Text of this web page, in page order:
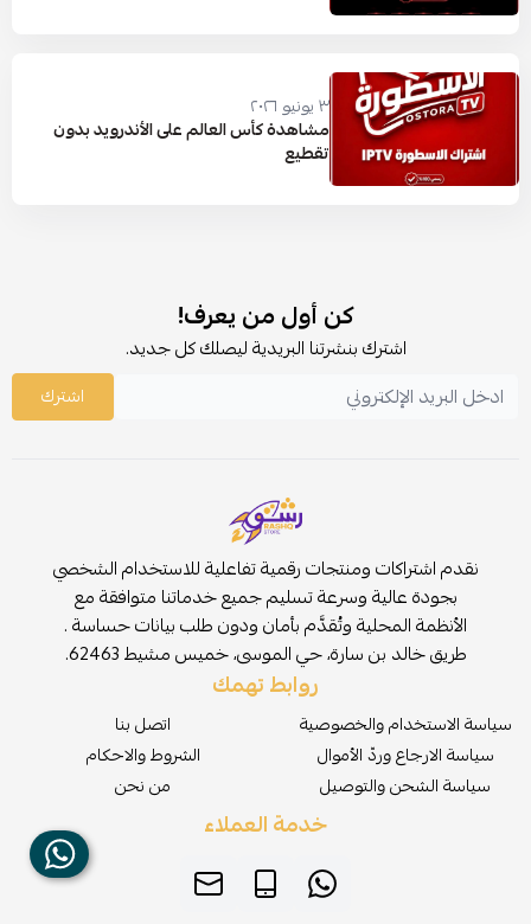
٣ يونيو ٢٠٢٦
مشاهدة كأس العالم على الأندرويد بدون
تقطيع
كن أول من يعرف!
اشترك بنشرتنا البريدية ليصلك كل جديد.
اشترك
نقدم اشتراكات ومنتجات رقمية تفاعلية للاستخدام الشخصي
بجودة عالية وسرعة تسليم جميع خدماتنا متوافقة مع
الأنظمة المحلية وتُقدَّم بأمان ودون طلب بيانات حساسة .
طريق خالد بن سارة، حي الموسى، خميس مشيط 62463.
روابط تهمك
سياسة الاستخدام والخصوصية
سياسة الارجاع وردّ الأموال
سياسة الشحن والتوصيل
اتصل بنا
الشروط والاحكام
من نحن
خدمة العملاء